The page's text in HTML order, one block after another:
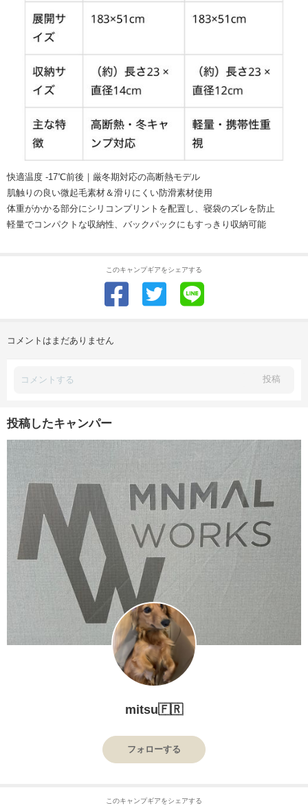
快適温度 -17℃前後｜厳冬期対応の高断熱モデル
肌触りの良い微起毛素材＆滑りにくい防滑素材使用
体重がかかる部分にシリコンプリントを配置し、寝袋のズレを防止
軽量でコンパクトな収納性、バックパックにもすっきり収納可能
このキャンプギアをシェアする
コメントはまだありません
投稿
投稿したキャンパー
mitsu🇫🇷
フォローする
このキャンプギアをシェアする